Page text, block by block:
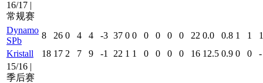
16/17 |
常规赛
Dynamo
SPb
8 26 0 4 4 -3 37 0 0 0 0 0 0 22 0.0 0.8 1 1
Kristall
18 17 2 7 9 -1 22 1 1 0 0 0 0 16 12.5 0.9 0 0
-
15/16 |
季后赛